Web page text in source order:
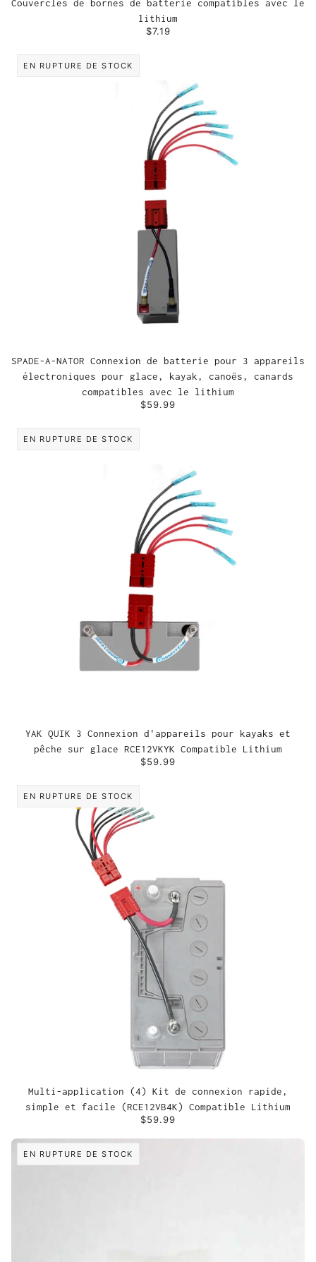
Couvercles de bornes de batterie compatibles avec le
lithium
$7.19
EN RUPTURE DE STOCK
SPADE-A-NATOR Connexion de batterie pour 3 appareils
électroniques pour glace, kayak, canoës, canards
compatibles avec le lithium
$59.99
EN RUPTURE DE STOCK
YAK QUIK 3 Connexion d'appareils pour kayaks et
pêche sur glace RCE12VKYK Compatible Lithium
$59.99
EN RUPTURE DE STOCK
Multi-application (4) Kit de connexion rapide,
simple et facile (RCE12VB4K) Compatible Lithium
$59.99
EN RUPTURE DE STOCK